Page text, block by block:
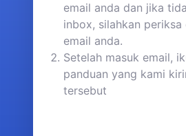
email anda dan jika
inbox, silahkan
email anda.
Setelah masuk email,
panduan yang kami
tersebut